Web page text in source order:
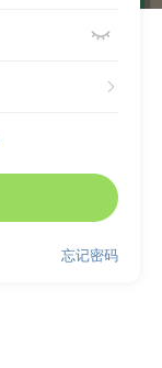


忘记密码